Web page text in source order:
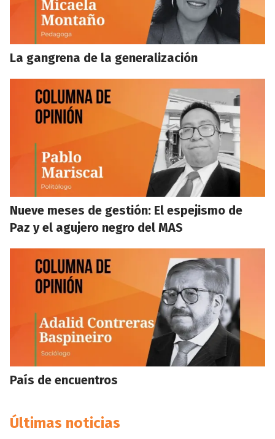
La gangrena de la generalización
Nueve meses de gestión: El espejismo de
Paz y el agujero negro del MAS
País de encuentros
Últimas noticias